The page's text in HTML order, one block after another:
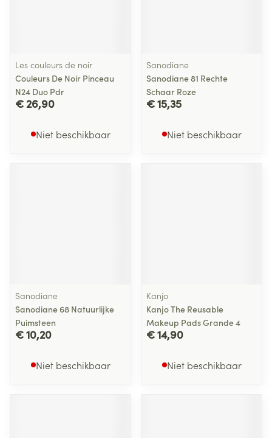
Les couleurs de noir
Couleurs De Noir Pinceau
N24 Duo Pdr
€ 26,90
Niet beschikbaar
Sanodiane
Sanodiane 81 Rechte
Schaar Roze
€ 15,35
Niet beschikbaar
Sanodiane
Sanodiane 68 Natuurlijke
Puimsteen
€ 10,20
Niet beschikbaar
Kanjo
Kanjo The Reusable
Makeup Pads Grande 4
€ 14,90
Niet beschikbaar